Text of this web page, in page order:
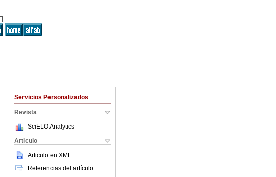
Servicios Personalizados
Revista
SciELO Analytics
Articulo
Articulo en XML
Referencias del artículo